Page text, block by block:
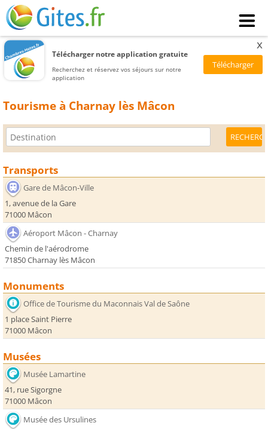
Télécharger notre application gratuite
Recherchez et réservez vos séjours sur notre
application
x
Tourisme à Charnay lès Mâcon
Transports
Gare de Mâcon-Ville
1, avenue de la Gare
71000 Mâcon
Aéroport Mâcon - Charnay
Chemin de l'aérodrome
71850 Charnay lès Mâcon
Monuments
Office de Tourisme du Maconnais Val de Saône
1 place Saint Pierre
71000 Mâcon
Musées
Musée Lamartine
41, rue Sigorgne
71000 Mâcon
Musée des Ursulines